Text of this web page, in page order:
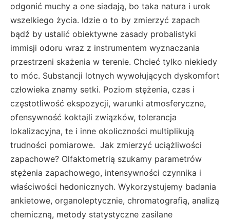
odgonić muchy a one siadają, bo taka natura i urok
wszelkiego życia. Idzie o to by zmierzyć zapach
bądź by ustalić obiektywne zasady probalistyki
immisji odoru wraz z instrumentem wyznaczania
przestrzeni skażenia w terenie. Chcieć tylko niekiedy
to móc. Substancji lotnych wywołujących dyskomfort
człowieka znamy setki. Poziom stężenia, czas i
częstotliwość ekspozycji, warunki atmosferyczne,
ofensywność koktajli związków, tolerancja
lokalizacyjna, te i inne okoliczności multiplikują
trudności pomiarowe. Jak zmierzyć uciążliwości
zapachowe? Olfaktometrią szukamy parametrów
stężenia zapachowego, intensywności czynnika i
właściwości hedonicznych. Wykorzystujemy badania
ankietowe, organoleptycznie, chromatografią, analizą
chemiczną, metody statystyczne zasilane